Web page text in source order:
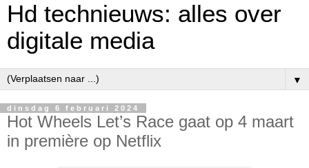
Hd technieuws: alles over
digitale media
▼
dinsdag 6 februari 2024
Hot Wheels Let’s Race gaat op 4 maart
in première op Netflix